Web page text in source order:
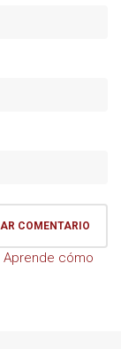
Aprende cómo